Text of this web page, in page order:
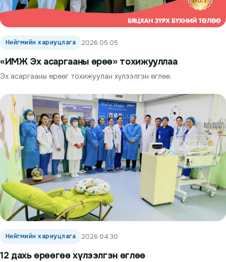
Нийгмийн хариуцлага 2026.05.05
«ИМЖ Эх асаргааны өрөө» тохижууллаа
Эх асаргааны өрөөг тохижуулан хүлээлгэн өглөө.
Нийгмийн хариуцлага 2026.04.30
12 дахь өрөөгөө хүлээлгэн өглөө